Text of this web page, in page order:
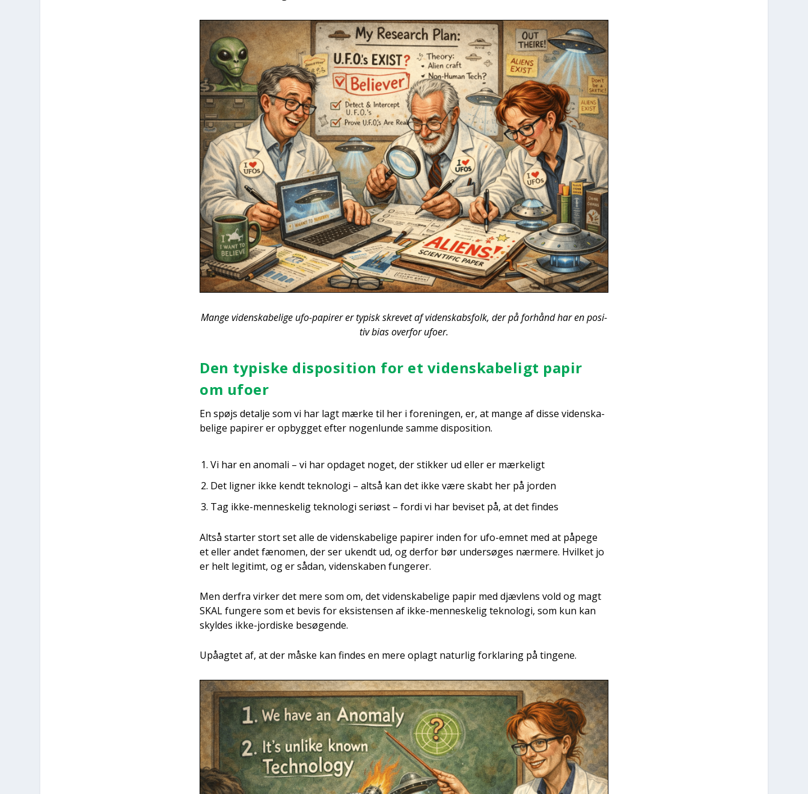
Man­ge viden­ska­be­li­ge ufo-papi­rer er typisk skre­vet af viden­skabs­folk, der på for­hånd har en posi­
tiv bias over­for ufo­er.
Den typi­ske dis­po­si­tion for et viden­ska­be­ligt papir
om ufo­er
En spøjs detal­je som vi har lagt mær­ke til her i for­e­nin­gen, er, at man­ge af dis­se viden­ska­
be­li­ge papi­rer er opbyg­get efter nogen­lun­de sam­me dis­po­si­tion.
Vi har en ano­ma­li – vi har opda­get noget, der stik­ker ud eller er mær­ke­ligt
Det lig­ner ikke kendt tek­no­lo­gi – alt­så kan det ikke være skabt her på jor­den
Tag ikke-men­ne­ske­lig tek­no­lo­gi seri­øst – for­di vi har bevi­set på, at det fin­des
Alt­så star­ter stort set alle de viden­ska­be­li­ge papi­rer inden for ufo-emnet med at påpe­ge
et eller andet fæno­men, der ser ukendt ud, og der­for bør under­sø­ges nær­me­re. Hvil­ket jo
er helt legi­timt, og er sådan, viden­ska­ben fun­ge­rer.
Men der­fra vir­ker det mere som om, det viden­ska­be­li­ge papir med djæv­lens vold og magt
SKAL fun­ge­re som et bevis for eksi­sten­sen af ikke-men­ne­ske­lig tek­no­lo­gi, som kun kan
skyl­des ikke-jor­di­ske besø­gen­de.
Upå­ag­tet af, at der måske kan fin­des en mere oplagt natur­lig for­kla­ring på tin­ge­ne.